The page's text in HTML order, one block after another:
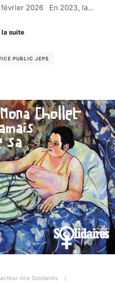
2026 En 2023, la…
la suite
PUBLIC JEPS
rice Solidaires